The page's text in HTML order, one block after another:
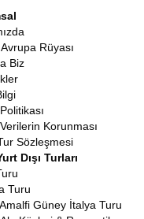
Rüyası
Biz
Korunması
Sözleşmesi
Dışı Turları
Turu
Güney İtalya Turu